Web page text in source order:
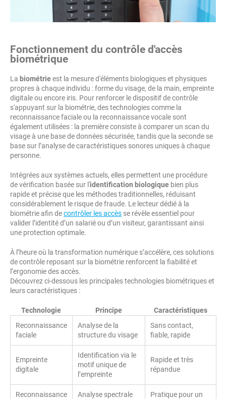
Fonctionnement du contrôle d'accès
biométrique
La biométrieest la mesure d'éléments biologiques et physiques
propres à chaque individu : forme du visage, de la main, empreinte
digitale ou encore iris. Pour renforcer le dispositif de contrôle
s'appuyant sur la biométrie, des technologies comme la
reconnaissance faciale ou la reconnaissance vocale sont
également utilisées : la première consiste à comparer un scan du
visage à une base de données sécurisée, tandis que la seconde se
base sur l’analyse de caractéristiques sonores uniques à chaque
personne.
Intégrées aux systèmes actuels, elles permettent une procédure
de vérification basée sur l'identification biologique bien plus
rapide et précise que les méthodes traditionnelles, réduisant
considérablement le risque de fraude. Le lecteur dédié à la
biométrie afin decontrôler les accès se révèle essentiel pour
valider l’identité d’un salarié ou d’un visiteur, garantissant ainsi
une protection optimale.
À l’heure où la transformation numérique s’accélère, ces solutions
de contrôle reposant sur la biométrie renforcent la fiabilité et
l’ergonomie des accès.
Découvrez ci-dessous les principales technologies biométriques et
leurs caractéristiques :
Technologie Principe
Caractéristiques
Reconnaissance
faciale
Analyse de la
structure du visage
Sans contact,
fiable, rapide
Empreinte
digitale
Identification via le
motif unique de
l’empreinte
Rapide et très
répandue
Reconnaissance
Analyse spectrale
Pratique pour un